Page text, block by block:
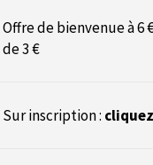
Offre de bienvenue à 6
de 3 €
Sur inscription :